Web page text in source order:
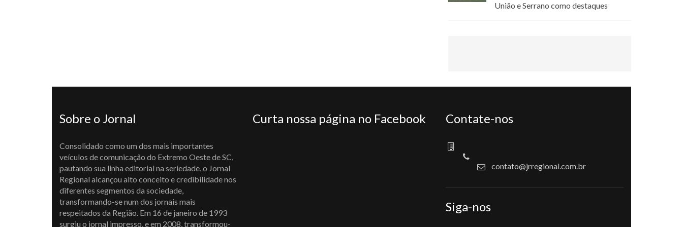
União e Serrano como destaques
Sobre o Jornal
Consolidado como um dos mais importantes
veículos de comunicação do Extremo Oeste de SC,
pautando sua linha editorial na seriedade, o Jornal
Regional alcançou alto conceito e credibilidade nos
diferentes segmentos da sociedade,
transformando-se num dos jornais mais
respeitados da Região. Em 16 de janeiro de 1993
surgiu o jornal impresso, e em 2008, transformou-
Curta nossa página no Facebook Contate-nos
contato@jrregional.com.br
Siga-nos